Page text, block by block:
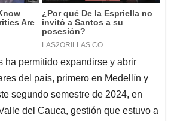
ha permitido expandirse y abrir
del país, primero en Medellín y
segundo semestre de 2024, en
del Cauca, gestión que estuvo a